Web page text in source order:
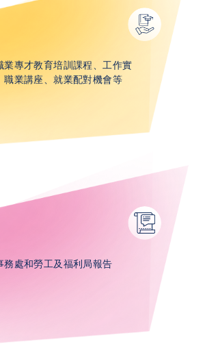
業專才教育培訓課程、工作實
職業講座、就業配對機會​等
務處和勞工及福利局報告